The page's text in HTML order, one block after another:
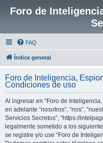
Foro de
FAQ
Índice general
Foro de Inteligencia,
Condiciones de uso
Al ingresar en “Foro de
en adelante “nosotros”, “nos”,
Servicios Secretos”, “https://
legalmente sometido a los
se registre y/o use “Foro de